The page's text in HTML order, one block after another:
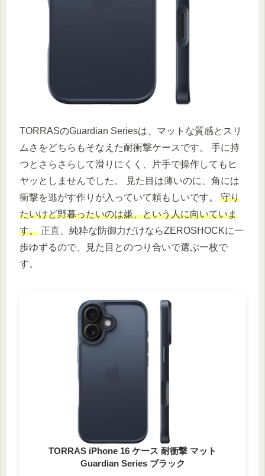
TORRASのGuardian Seriesは、マットな質感とスリ
ムさをどちらもそなえた耐衝撃ケースです。 手に持
つとさらさらして滑りにくく、片手で操作してもヒ
ヤッとしませんでした。 見た目は薄いのに、角には
衝撃を逃がす作りが入っていて頼もしいです。 守り
たいけど野暮ったいのは嫌、という人に向いていま
す。 正直、純粋な防御力だけならZEROSHOCKに一
歩ゆずるので、見た目とのつり合いで選ぶ一枚で
す。
TORRAS iPhone 16 ケース 耐衝撃 マット
Guardian Series ブラック